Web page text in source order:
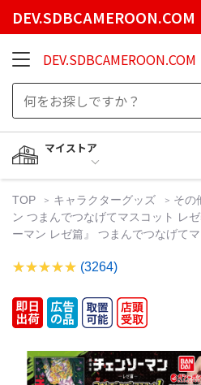
DEV.SDBCAMEROON.COM
DEV.SDBCAMEROON.COM
マイストア
TOP キャラクターグッズ その
ン つまんでつなげてマスコット レ
ーマン レゼ篇』 つまんでつなげて
(3264)